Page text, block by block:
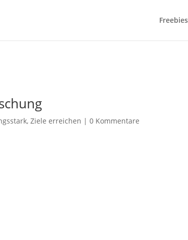
Freebies
,Ziele erreichen |0 Kommentare